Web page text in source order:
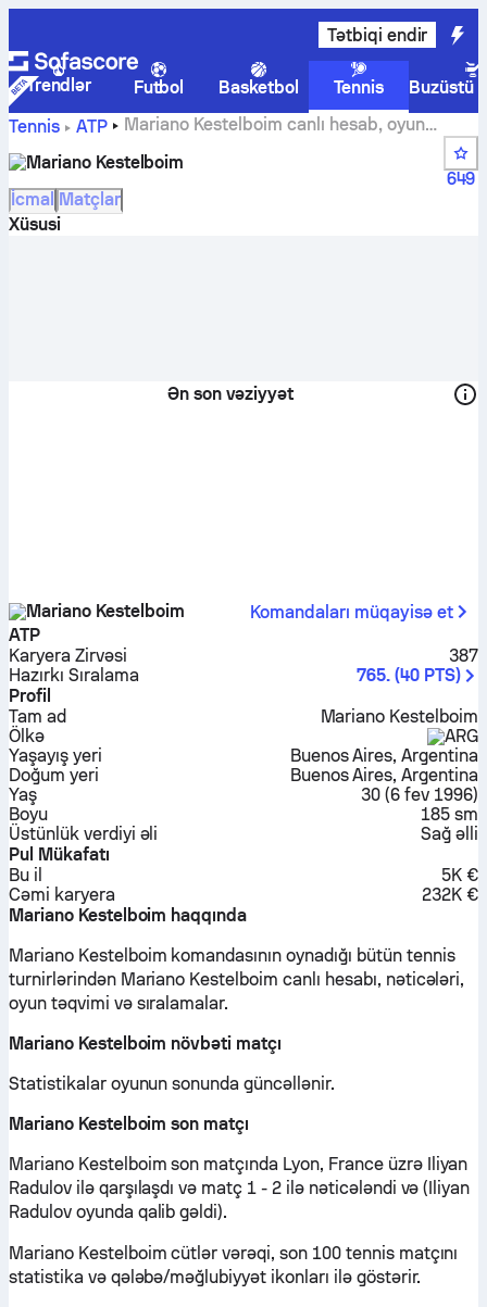
Tətbiqi endir
Trendlər Futbol Basketbol Tennis
Buzüstü
Tennis
ATP
Mariano Kestelboim canlı hesab, oyun
Mariano Kestelboim
649
İcmal Matçlar
Xüsusi
Ən son vəziyyət
Mariano Kestelboim
Komandaları müqayisə et
ATP
Karyera Zirvəsi
387
Hazırkı Sıralama
765. (40 PTS)
Profil
Tam ad
Mariano Kestelboim
Ölkə
ARG
Yaşayış yeri
Buenos Aires, Argentina
Doğum yeri
Buenos Aires, Argentina
Yaş
30 (6 fev 1996)
Boyu
185 sm
Üstünlük verdiyi əli
Sağ əlli
Pul Mükafatı
Bu il
5K €
Cəmi karyera
232K €
Mariano Kestelboim haqqında
Mariano Kestelboim komandasının oynadığı bütün tennis
turnirlərindən Mariano Kestelboim canlı hesabı, nəticələri,
oyun təqvimi və sıralamalar.
Mariano Kestelboim növbəti matçı
Statistikalar oyunun sonunda güncəllənir.
Mariano Kestelboim son matçı
Mariano Kestelboim son matçında Lyon, France üzrə Iliyan
Radulov ilə qarşılaşdı və matç 1 - 2 ilə nəticələndi və (Iliyan
Radulov oyunda qalib gəldi).
Mariano Kestelboim cütlər vərəqi, son 100 tennis matçını
statistika və qələbə/məğlubiyyət ikonları ilə göstərir.